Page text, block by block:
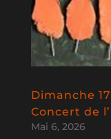
Dimanche
Concert de
Mai 6, 2026